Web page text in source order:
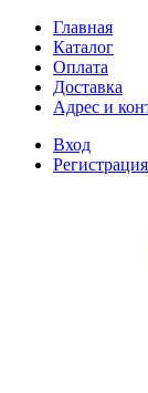
Главная
Каталог
Оплата
Доставка
Адрес и
Вход
Регистрация